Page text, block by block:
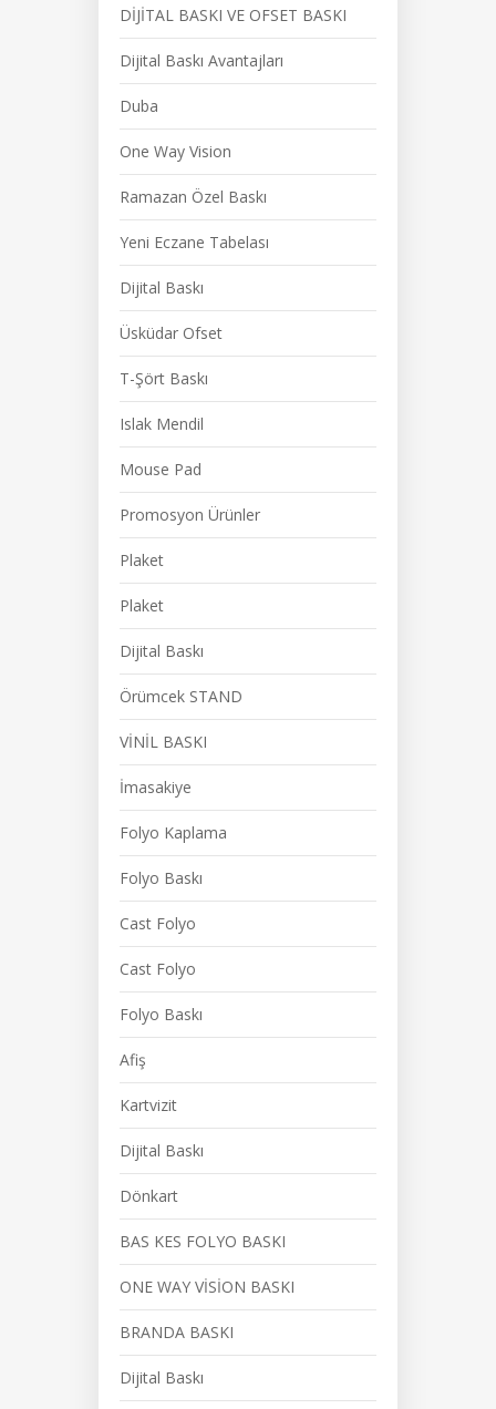
DİJİTAL BASKI VE OFSET BASKI
Dijital Baskı Avantajları
Duba
One Way Vision
Ramazan Özel Baskı
Yeni Eczane Tabelası
Dijital Baskı
Üsküdar Ofset
T-Şört Baskı
Islak Mendil
Mouse Pad
Promosyon Ürünler
Plaket
Plaket
Dijital Baskı
Örümcek STAND
VİNİL BASKI
İmasakiye
Folyo Kaplama
Folyo Baskı
Cast Folyo
Cast Folyo
Folyo Baskı
Afiş
Kartvizit
Dijital Baskı
Dönkart
BAS KES FOLYO BASKI
ONE WAY VİSİON BASKI
BRANDA BASKI
Dijital Baskı